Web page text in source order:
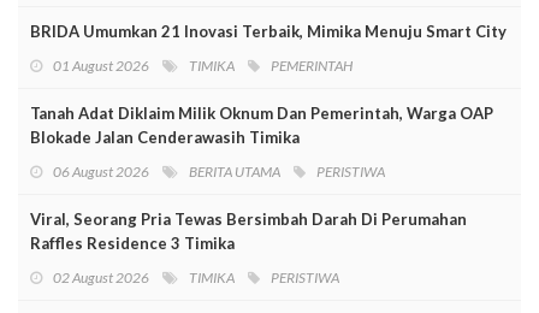
BRIDA Umumkan 21 Inovasi Terbaik, Mimika Menuju Smart City
01 August 2026 TIMIKA PEMERINTAH
Tanah Adat Diklaim Milik Oknum Dan Pemerintah, Warga OAP
Blokade Jalan Cenderawasih Timika
06 August 2026 BERITA UTAMA PERISTIWA
Viral, Seorang Pria Tewas Bersimbah Darah Di Perumahan
Raffles Residence 3 Timika
02 August 2026 TIMIKA PERISTIWA